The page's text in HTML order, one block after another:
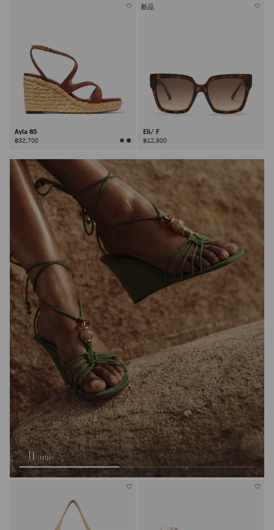
Ayla 85
฿32,700
新品
Eli/ F
฿12,800